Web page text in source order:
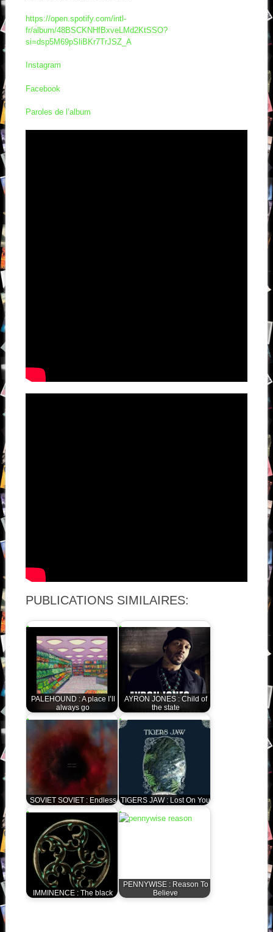
https://open.spotify.com/intl-
fr/album/48BSCKNHfBxveLMd2KtSSO?
si=dsp5M69pSliBKr7TrJSZ_A
Instagram
Facebook
Paroles de l’album
PUBLICATIONS SIMILAIRES:
PALEHOUND : A place I’ll
always go
AYRON JONES : Child of
the state
SOVIET SOVIET : Endless TIGERS JAW : Lost On You
IMMINENCE : The black
PENNYWISE : Reason To
Believe